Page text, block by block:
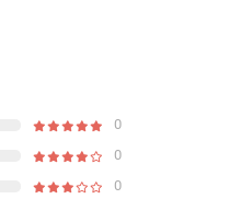
0
0
0